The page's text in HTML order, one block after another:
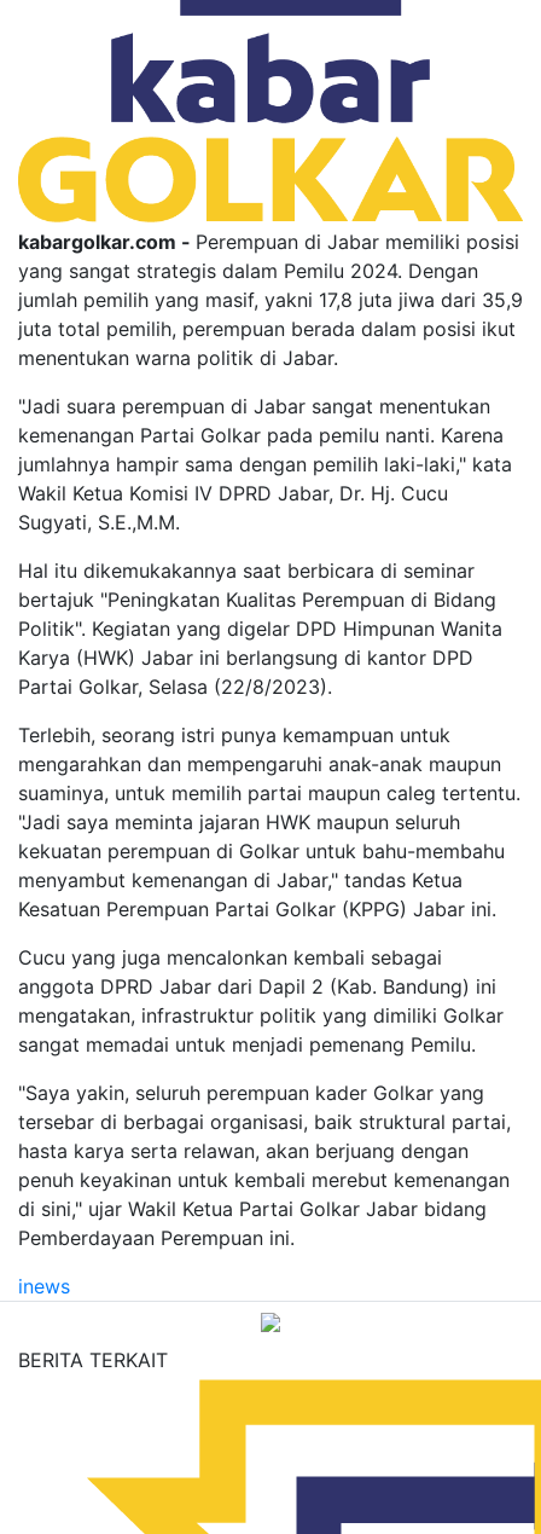
kabargolkar.com - Perempuan di Jabar memiliki posisi
yang sangat strategis dalam Pemilu 2024. Dengan
jumlah pemilih yang masif, yakni 17,8 juta jiwa dari 35,9
juta total pemilih, perempuan berada dalam posisi ikut
menentukan warna politik di Jabar.
"Jadi suara perempuan di Jabar sangat menentukan
kemenangan Partai Golkar pada pemilu nanti. Karena
jumlahnya hampir sama dengan pemilih laki-laki," kata
Wakil Ketua Komisi IV DPRD Jabar, Dr. Hj. Cucu
Sugyati, S.E.,M.M.
Hal itu dikemukakannya saat berbicara di seminar
bertajuk "Peningkatan Kualitas Perempuan di Bidang
Politik". Kegiatan yang digelar DPD Himpunan Wanita
Karya (HWK) Jabar ini berlangsung di kantor DPD
Partai Golkar, Selasa (22/8/2023).
Terlebih, seorang istri punya kemampuan untuk
mengarahkan dan mempengaruhi anak-anak maupun
suaminya, untuk memilih partai maupun caleg tertentu.
"Jadi saya meminta jajaran HWK maupun seluruh
kekuatan perempuan di Golkar untuk bahu-membahu
menyambut kemenangan di Jabar," tandas Ketua
Kesatuan Perempuan Partai Golkar (KPPG) Jabar ini.
Cucu yang juga mencalonkan kembali sebagai
anggota DPRD Jabar dari Dapil 2 (Kab. Bandung) ini
mengatakan, infrastruktur politik yang dimiliki Golkar
sangat memadai untuk menjadi pemenang Pemilu.
"Saya yakin, seluruh perempuan kader Golkar yang
tersebar di berbagai organisasi, baik struktural partai,
hasta karya serta relawan, akan berjuang dengan
penuh keyakinan untuk kembali merebut kemenangan
di sini," ujar Wakil Ketua Partai Golkar Jabar bidang
Pemberdayaan Perempuan ini.
inews
BERITA TERKAIT